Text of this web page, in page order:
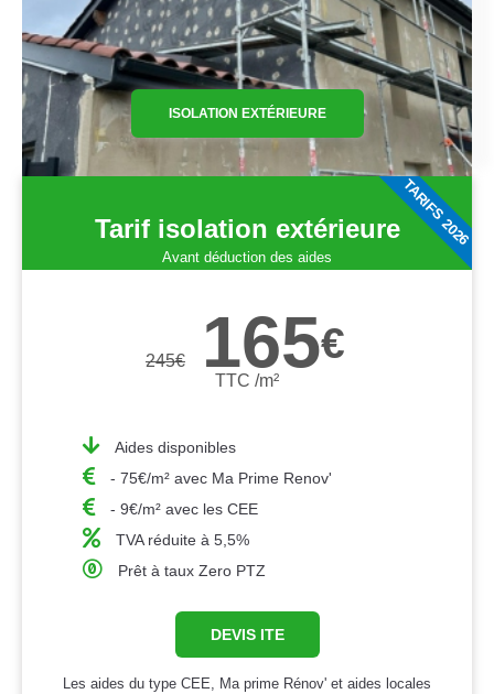
ISOLATION EXTÉRIEURE
Tarif isolation extérieure
Avant déduction des aides
245€ 165€
TTC /m²
Aides disponibles
- 75€/m² avec Ma Prime Renov'
- 9€/m² avec les CEE
TVA réduite à 5,5%
Prêt à taux Zero PTZ
DEVIS ITE
Les aides du type CEE, Ma prime Rénov' et aides locales
TARIFS 2026